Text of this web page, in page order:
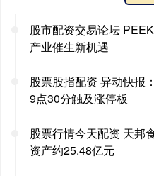
股市配资交易论坛
产业催生新机遇
股票股指配资 异动快报
9点30分触及涨停板
股票行情今天配资 天邦
资产约25.48亿元